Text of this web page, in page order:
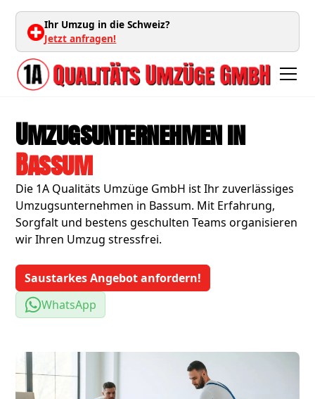
Ihr Umzug in die Schweiz?
Jetzt anfragen!
Umzugsunternehmen in
Bassum
Die 1A Qualitäts Umzüge GmbH ist Ihr zuverlässiges
Umzugsunternehmen in Bassum. Mit Erfahrung,
Sorgfalt und bestens geschulten Teams organisieren
wir Ihren Umzug stressfrei.
Saustarkes Angebot anfordern!
WhatsApp